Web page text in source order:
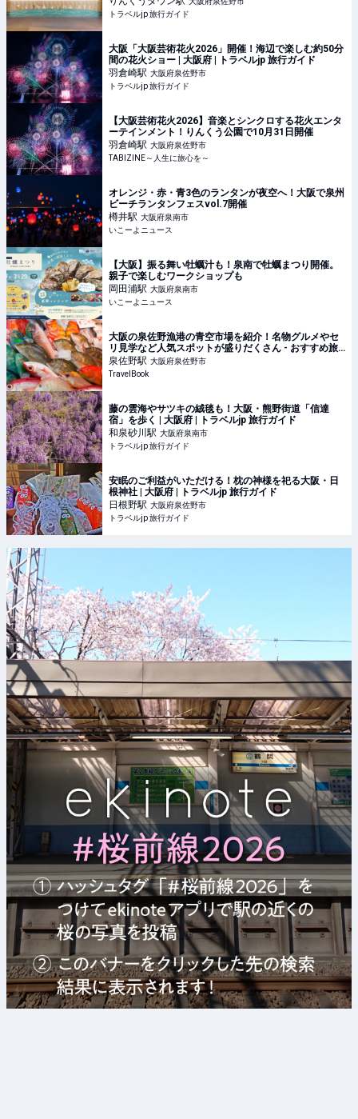
トラベルjp 旅行ガイド
大阪「大阪芸術花火2026」開催！海辺で楽しむ約50分
間の花火ショー | 大阪府 | トラベルjp 旅行ガイド
羽倉崎駅 大阪府泉佐野市
トラベルjp 旅行ガイド
【大阪芸術花火2026】音楽とシンクロする花火エンタ
ーテインメント！りんくう公園で10月31日開催
羽倉崎駅 大阪府泉佐野市
TABIZINE～人生に旅心を～
オレンジ・赤・青3色のランタンが夜空へ！大阪で泉州
ビーチランタンフェスvol.7開催
樽井駅 大阪府泉南市
いこーよニュース
【大阪】振る舞い牡蠣汁も！泉南で牡蠣まつり開催。
親子で楽しむワークショップも
岡田浦駅 大阪府泉南市
いこーよニュース
大阪の泉佐野漁港の青空市場を紹介！名物グルメやセ
リ見学など人気スポットが盛りだくさん - おすすめ旅
行を探すならトラベルブック(TravelBook)
泉佐野駅 大阪府泉佐野市
TravelBook
藤の雲海やサツキの絨毯も！大阪・熊野街道「信達
宿」を歩く | 大阪府 | トラベルjp 旅行ガイド
和泉砂川駅 大阪府泉南市
トラベルjp 旅行ガイド
安眠のご利益がいただける！枕の神様を祀る大阪・日
根神社 | 大阪府 | トラベルjp 旅行ガイド
日根野駅 大阪府泉佐野市
トラベルjp 旅行ガイド